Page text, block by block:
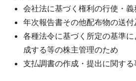
会社法に基づく権利の行使・
年次報告書その他配布物の送
各種法令に基づく所定の基準
成する等の株主管理のため
支払調書の作成・提出に関す